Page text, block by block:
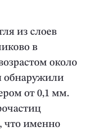
из слоев
в
около
обнаружили
от 0,1 мм.
что именно